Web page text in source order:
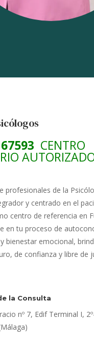
CENTRO
profesionales de la
y centrado en el
centro de referencia en
en tu proceso de
bienestar emocional,
de confianza y libre de
la Consulta
nº 7, Edif Terminal I,